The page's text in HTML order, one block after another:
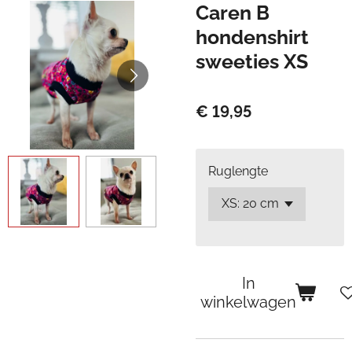
Caren B
hondenshirt
sweeties XS
€ 19,95
Ruglengte
In
winkelwagen